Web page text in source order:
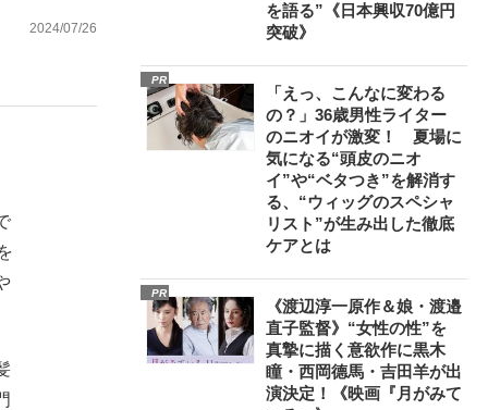
2024/07/26
を語る”《日本興収70億円
突破》
PR
「えっ、こんなに変わる
の？」36歳男性ライター
のニオイが激変！ 夏場に
気になる“頭皮のニオ
イ”や“ベタつき”を解消す
る、“ウィッグのスペシャ
リスト”が生み出した徹底
ケアとは
PR
《渡辺淳一原作＆娘・渡邉
直子監督》“女性の性”を
真摯に描く意欲作に黒木
瞳・西岡德馬・吉田羊が出
演決定！《映画『月がみて